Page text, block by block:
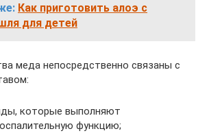
Как приготовить алоэ с
для детей
меда непосредственно связаны с
которые выполняют
функцию;